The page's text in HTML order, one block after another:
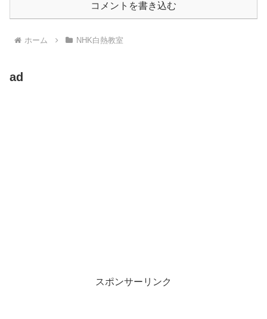
コメントを書き込む
ホーム NHK白熱教室
ad
スポンサーリンク